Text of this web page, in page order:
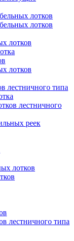
лотков
лотков
лотков
лотков
лестничного типа
лестничного
реек
лотков
лестничного типа